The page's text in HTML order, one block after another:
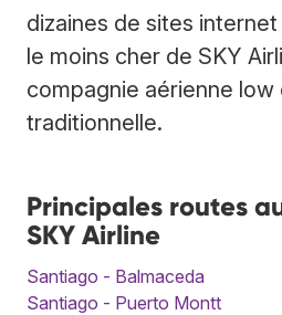
dizaines de sites
le moins cher de SKY
compagnie aérienne low
traditionnelle.
Principales routes
SKY Airline
Santiago - Balmaceda
Santiago - Puerto Montt